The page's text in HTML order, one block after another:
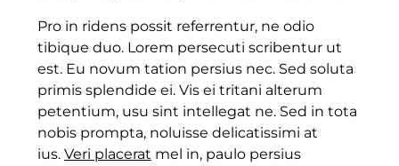
Pro in ridens possit referrentur, ne odio
tibique duo. Lorem persecuti scribentur ut
est. Eu novum tation persius nec. Sed soluta
primis splendide ei. Vis ei tritani alterum
petentium, usu sint intellegat ne. Sed in tota
nobis prompta, noluisse delicatissimi at
ius. Veri placerat mel in, paulo persius